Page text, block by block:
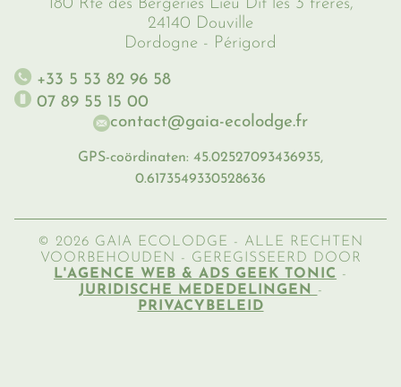
180 Rte des Bergeries Lieu Dit les 3 frères,
24140 Douville
Dordogne - Périgord
+33 5 53 82 96 58
07 89 55 15 00
contact@gaia-ecolodge.fr
GPS-coördinaten: 45.02527093436935,
0.6173549330528636
© 2026 GAIA ECOLODGE - ALLE RECHTEN
VOORBEHOUDEN - GEREGISSEERD DOOR
L'AGENCE WEB & ADS GEEK TONIC -
JURIDISCHE MEDEDELINGEN -
PRIVACYBELEID